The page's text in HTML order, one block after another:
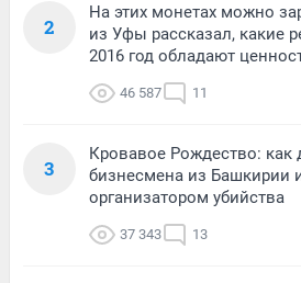
2
На этих монетах можно
из Уфы рассказал, какие
2016 год обладают
46 587 11
3
Кровавое Рождество: как
бизнесмена из Башкирии
организатором убийства
37 343 13